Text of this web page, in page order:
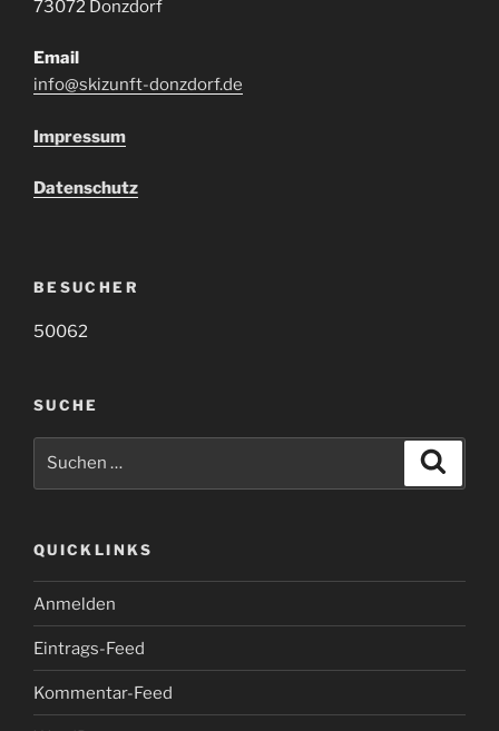
73072 Donzdorf
Email
info@skizunft-donzdorf.de
Impressum
Datenschutz
BESUCHER
50062
SUCHE
QUICKLINKS
Anmelden
Eintrags-Feed
Kommentar-Feed